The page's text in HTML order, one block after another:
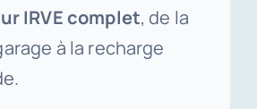
IRVE complet, de la
à la recharge